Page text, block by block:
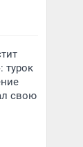
турок
свою